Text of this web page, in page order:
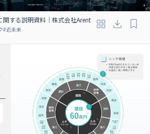
する説明資料｜株式会社Arent
#近未来